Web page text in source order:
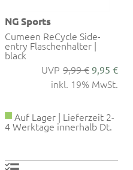
NG Sports
Cumeen ReCycle Side-
entry Flaschenhalter |
black
9,99 € 9,95 €
inkl. 19% MwSt.
Auf Lager | Lieferzeit 2-
4 Werktage innerhalb Dt.